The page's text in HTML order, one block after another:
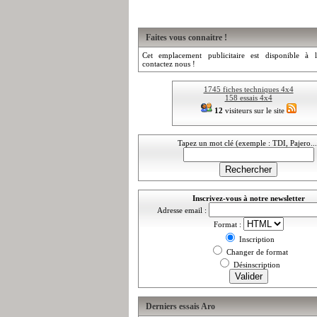
Faites vous connaitre !
Cet emplacement publicitaire est disponible à
contactez nous !
1745 fiches techniques 4x4
158 essais 4x4
12 visiteurs sur le site
Tapez un mot clé (exemple : TDI,
Inscrivez-vous à notre newsletter
Adresse email :
Format :
Inscription
Changer de format
Désinscription
Derniers essais Aro